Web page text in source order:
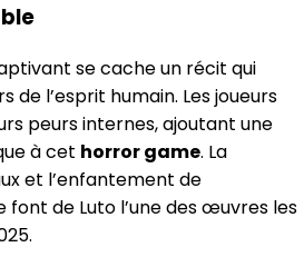
se cache un récit qui
de l’esprit humain. Les joueurs
peurs internes, ajoutant une
à cet horror game. La
et l’enfantement de
font de Luto l’une des œuvres les